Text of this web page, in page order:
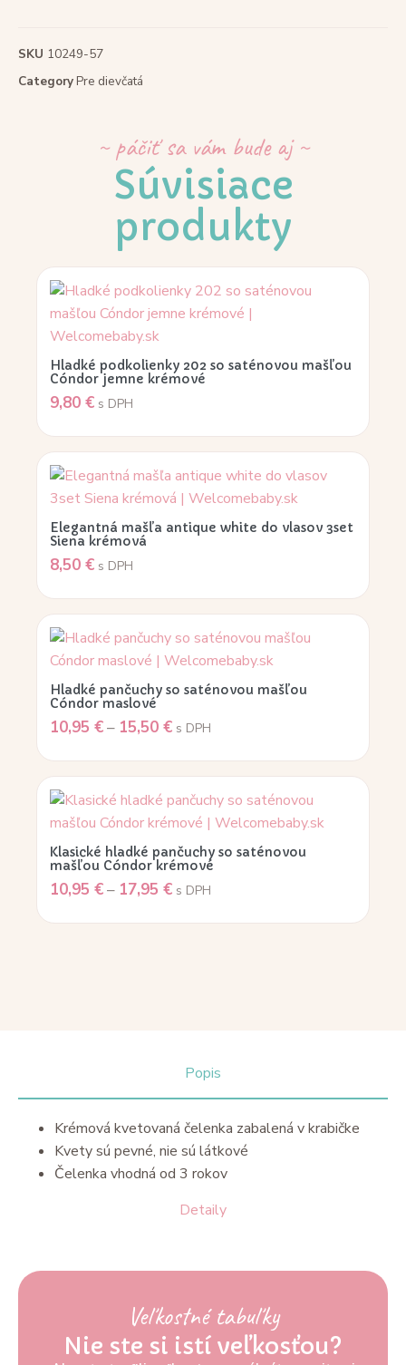
SKU 10249-57
CategoryPre dievčatá
~ páčiť sa vám bude aj ~
Súvisiace
produkty
Hladké podkolienky 202 so saténovou mašľou
Cóndor jemne krémové
9,80 € s DPH
Elegantná mašľa antique white do vlasov 3set
Siena krémová
8,50 € s DPH
Hladké pančuchy so saténovou mašľou
Cóndor maslové
10,95 €– 15,50 € s DPH
Klasické hladké pančuchy so saténovou
mašľou Cóndor krémové
10,95 €– 17,95 € s DPH
Popis
Detaily
Krémová kvetovaná čelenka zabalená v krabičke
Kvety sú pevné, nie sú látkové
Čelenka vhodná od 3 rokov
Veľkostné tabuľky
Nie ste si istí veľkosťou?